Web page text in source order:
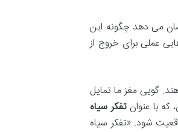
می دهد چگونه این
عملی برای خروج از
گویی مغز ما تمایل
که با عنوانتفکر سیاه
شود. «تفکر سیاه